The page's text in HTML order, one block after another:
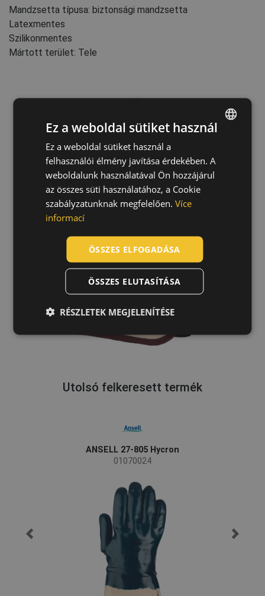
Mandzsetta típusa: biztonsági mandzsetta
Latexmentes
Szilikonmentes
Mártott terület: Tele
Utolsó felkeresett termék
ANSELL 27-805 Hycron
01070024
CZECH
HUNGARIAN
SLOVAK
GERMAN
Ez a weboldal sütiket használ
Ez a weboldal sütiket használ a
felhasználói élmény javítása érdekében. A
weboldalunk használatával Ön hozzájárul
az összes süti használatához, a Cookie
szabályzatunknak megfelelően. Více
informací
ÖSSZES ELFOGADÁSA
ÖSSZES ELUTASÍTÁSA
RÉSZLETEK MEGJELENÍTÉSE